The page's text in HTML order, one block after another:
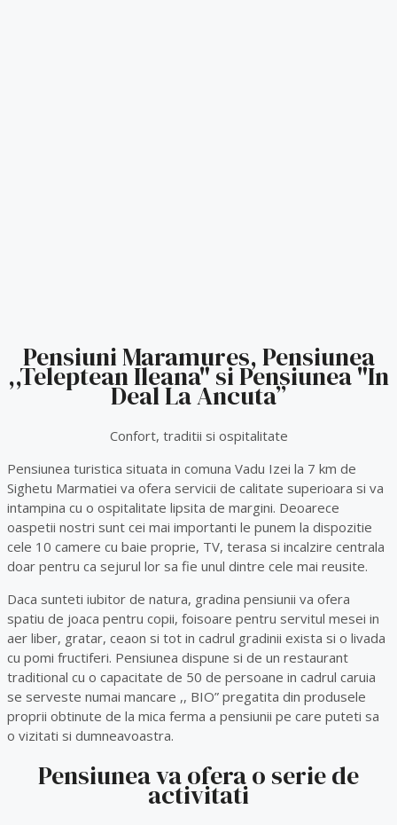
Pensiuni Maramures, Pensiunea
,,Teleptean Ileana" si Pensiunea "In
Deal La Ancuta”
Confort, traditii si ospitalitate
Pensiunea turistica situata in comuna Vadu Izei la 7 km de
Sighetu Marmatiei va ofera servicii de calitate superioara si va
intampina cu o ospitalitate lipsita de margini. Deoarece
oaspetii nostri sunt cei mai importanti le punem la dispozitie
cele 10 camere cu baie proprie, TV, terasa si incalzire centrala
doar pentru ca sejurul lor sa fie unul dintre cele mai reusite.
Daca sunteti iubitor de natura, gradina pensiunii va ofera
spatiu de joaca pentru copii, foisoare pentru servitul mesei in
aer liber, gratar, ceaon si tot in cadrul gradinii exista si o livada
cu pomi fructiferi. Pensiunea dispune si de un restaurant
traditional cu o capacitate de 50 de persoane in cadrul caruia
se serveste numai mancare ,, BIO” pregatita din produsele
proprii obtinute de la mica ferma a pensiunii pe care puteti sa
o vizitati si dumneavoastra.
Pensiunea va ofera o serie de
activitati